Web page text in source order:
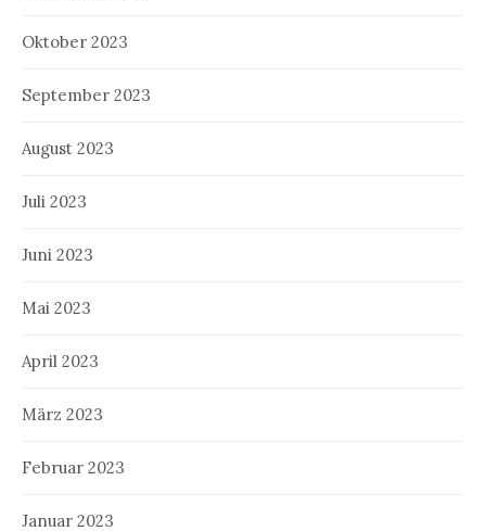
Oktober 2023
September 2023
August 2023
Juli 2023
Juni 2023
Mai 2023
April 2023
März 2023
Februar 2023
Januar 2023